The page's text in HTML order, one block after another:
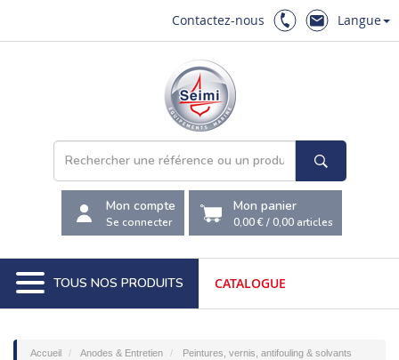
Contactez-nous Langue
Mon compte
Se connecter
Mon panier
0,00 €/0,00 articles
TOUS NOS PRODUITS CATALOGUE
Accueil Anodes & Entretien
Peintures, vernis, antifouling & solvants